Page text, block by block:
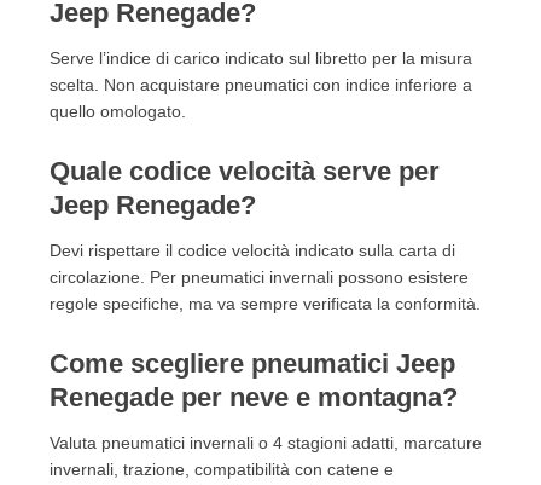
Jeep Renegade?
Serve l’indice di carico indicato sul libretto per la misura
scelta. Non acquistare pneumatici con indice inferiore a
quello omologato.
Quale codice velocità serve per
Jeep Renegade?
Devi rispettare il codice velocità indicato sulla carta di
circolazione. Per pneumatici invernali possono esistere
regole specifiche, ma va sempre verificata la conformità.
Come scegliere pneumatici Jeep
Renegade per neve e montagna?
Valuta pneumatici invernali o 4 stagioni adatti, marcature
invernali, trazione, compatibilità con catene e